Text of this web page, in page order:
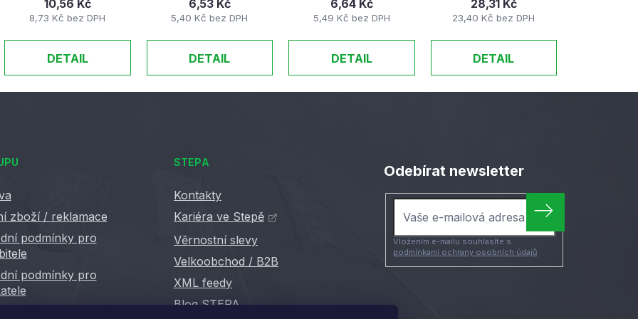
8,73 Kč bez DPH
10,56 Kč
DETAIL
5,40 Kč bez DPH
6,53 Kč
DETAIL
5,49 Kč bez DPH
6,64 Kč
DETAIL
23,40 Kč bez DPH
28,31 Kč
DETAIL
zboží / reklamace
podmínky pro
podmínky pro
STEPA
Kontakty
Kariéra ve Stepě
Věrnostní slevy
Velkoobchod / B2B
XML feedy
Blog STEPA
Odebírat newsletter
Vložením e-mailu souhlasíte s
podmínkami ochrany osobních údajů